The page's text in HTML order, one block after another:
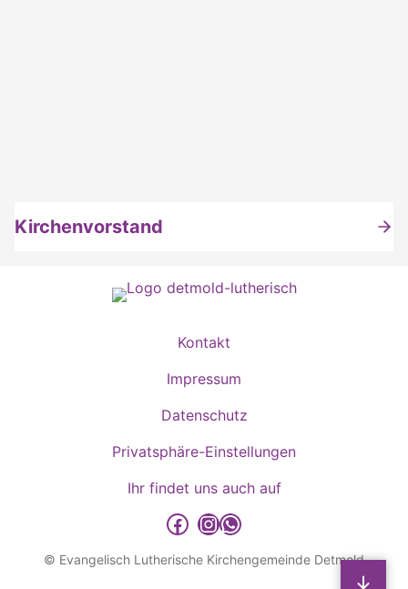
Kirchenvorstand
Kontakt
Impressum
Datenschutz
Privatsphäre-Einstellungen
Ihr findet uns auch auf
detmold-lutherisch auf Facebook
detmold-lutherisch auf Instagram
detmold-lutherisch auf WhatsApp
© Evangelisch Lutherische Kirchengemeinde Detmold